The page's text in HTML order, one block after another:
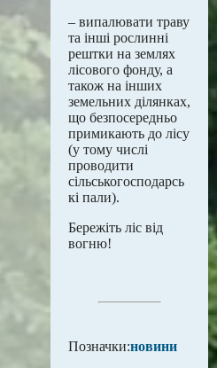
– випалювати траву
та інші рослинні
рештки на землях
лісового фонду, а
також на інших
земельних ділянках,
що безпосередньо
примикають до лісу
(у тому числі
проводити
сільськогосподарсь
кі пали).
Бережіть ліс від
вогню!
Позначки:новини